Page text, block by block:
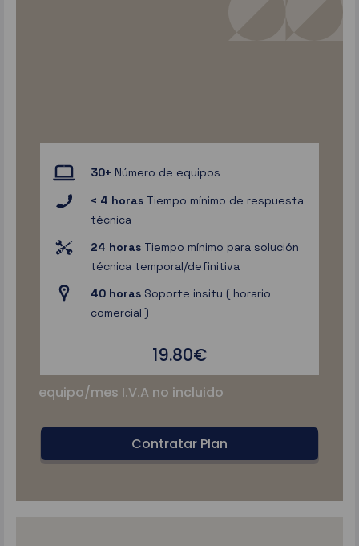
30+ Número de equipos
< 4 horas Tiempo mínimo de respuesta
técnica
24 horas Tiempo mínimo para solución
técnica temporal/definitiva
40 horas Soporte insitu ( horario
comercial )
19.80€
equipo/mes I.V.A no incluido
Contratar Plan